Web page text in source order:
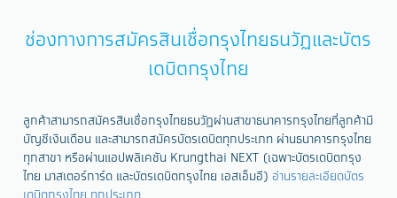
ช่องทางการสมัครสินเชื่อกรุงไทยธนวัฏและบัตร
เดบิตกรุงไทย
ลูกค้าสามารถสมัครสินเชื่อกรุงไทยธนวัฏผ่านสาขาธนาคารกรุงไทยที่ลูกค้ามี
บัญชีเงินเดือน และสามารถสมัครบัตรเดบิตทุกประเภท ผ่านธนาคารกรุงไทย
ทุกสาขา หรือผ่านแอปพลิเคชัน Krungthai NEXT (เฉพาะบัตรเดบิตกรุง
ไทย มาสเตอร์การ์ด และบัตรเดบิตกรุงไทย เอสเอ็มอี)อ่านรายละเอียดบัตร